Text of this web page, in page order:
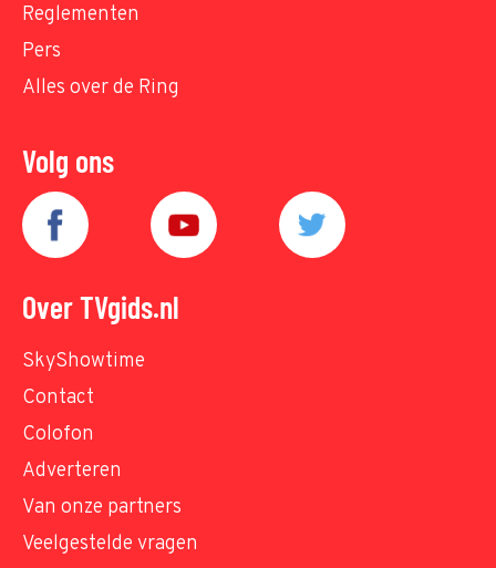
Reglementen
Pers
Alles over de Ring
Volg ons
Over TVgids.nl
SkyShowtime
Contact
Colofon
Adverteren
Van onze partners
Veelgestelde vragen